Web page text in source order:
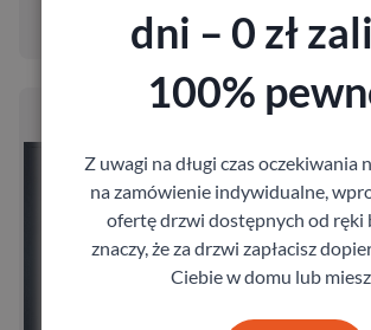
Drzwi Barański
7 992,00zł z
dni – 0 zł
100%
Z uwagi na długi czas oczekiwania
na zamówienie indywidualne,
ofertę drzwi dostępnych od ręki
znaczy, że za drzwi zapłacisz
Ciebie w domu lub